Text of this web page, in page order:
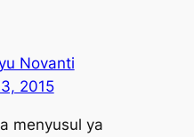
Novanti
2015
menyusul ya